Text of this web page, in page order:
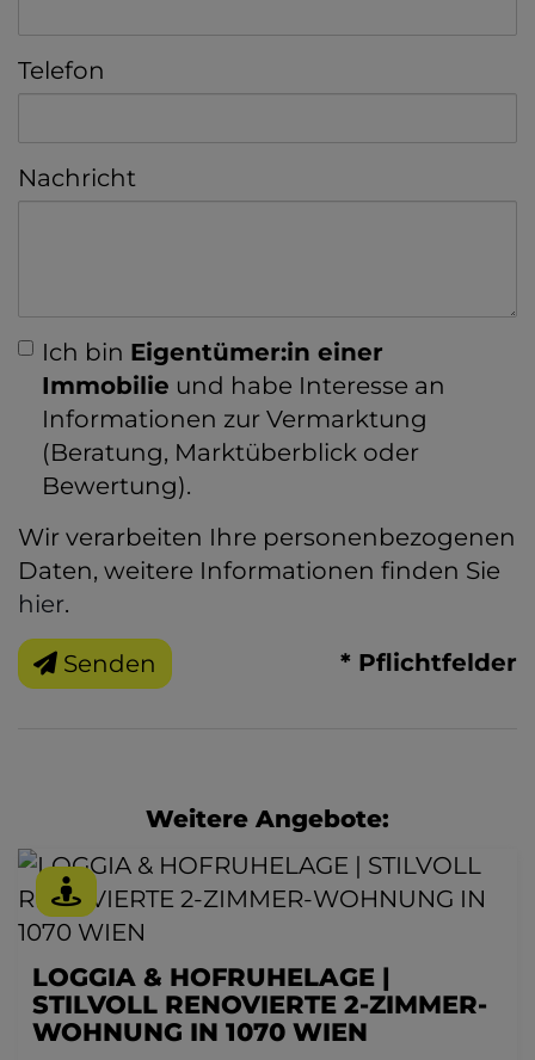
Telefon
Nachricht
Ich bin Eigentümer:in einer
Immobilie und habe Interesse an
Informationen zur Vermarktung
(Beratung, Marktüberblick oder
Bewertung).
Wir verarbeiten Ihre personenbezogenen
Daten, weitere Informationen finden Sie
hier.
Senden * Pflichtfelder
Weitere Angebote:
LOGGIA & HOFRUHELAGE |
STILVOLL RENOVIERTE 2-ZIMMER-
WOHNUNG IN 1070 WIEN